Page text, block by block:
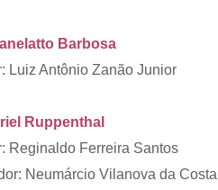
Barbosa
Luiz Antônio Zanão Junior
Ruppenthal
Reginaldo Ferreira Santos
Neumárcio Vilanova da Costa